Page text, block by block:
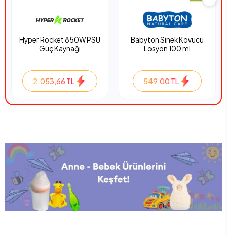
Hyper Rocket 850W PSU
Güç Kaynağı
2.053,66 TL
Babyton Sinek Kovucu
Losyon 100 ml
549,00 TL